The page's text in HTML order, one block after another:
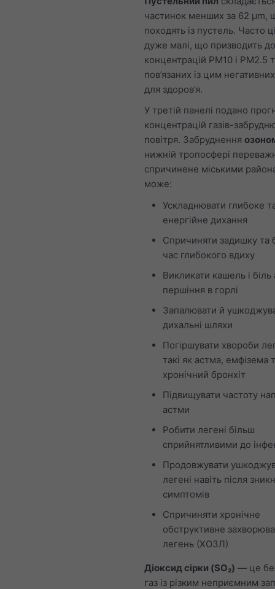
частинок менших за 62 μm,
походять із пустель. Часто
дуже малі, що призводить
концентрацій PM10 і PM2.5
пов’язаних із цим
для здоров’я.
У третій панелі подано
концентрацій газів-
повітря. Забруднення
нижній тропосфері
спричинене міськими
може:
Ускладнювати глибоке
енергійне дихання
Спричиняти задишку та
час глибокого вдиху
Викликати кашель і біль
першіння в горлі
Запалювати й
дихальні шляхи
Погіршувати хвороби
такі як астма, емфізема
хронічний бронхіт
Підвищувати частоту
астми
Робити легені більш
сприйнятливими до
Продовжувати
легені навіть після
симптомів
Спричиняти хронічне
обструктивне
легень (ХОЗЛ)
Діоксид сірки (SO₂) — це
газ із різким неприємним